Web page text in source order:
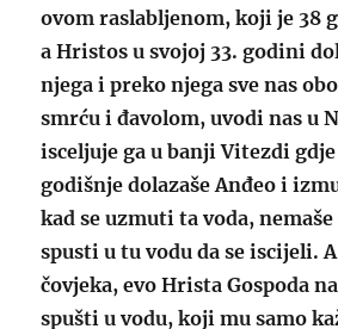
ovom raslabljenom, koji je 38
a Hristos u svojoj 33. godini
njega i preko njega sve nas
smrću i đavolom, uvodi nas u
isceljuje ga u banji Vitezdi
godišnje dolazaše Anđeo i
kad se uzmuti ta voda,
spusti u tu vodu da se iscijeli.
čovjeka, evo Hrista Gospoda
spušti u vodu, koji mu samo